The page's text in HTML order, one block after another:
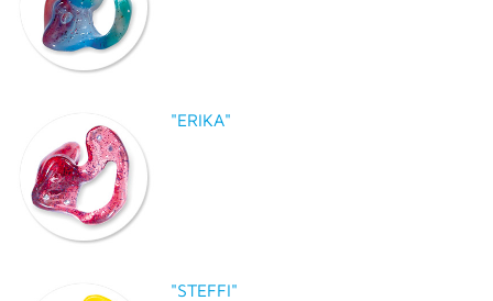
"ERIKA"
"STEFFI"